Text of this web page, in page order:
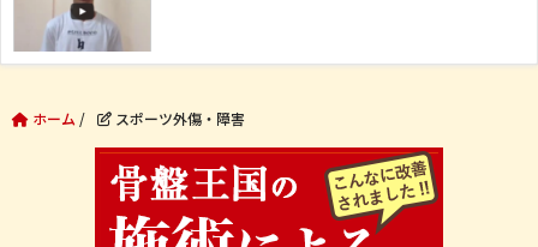
ホーム / スポーツ外傷・障害